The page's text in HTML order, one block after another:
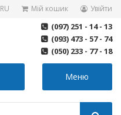
RU Мій кошик Увійти
(097) 251 - 14 - 13
(093) 473 - 57 - 74
(050) 233 - 77 - 18
Меню